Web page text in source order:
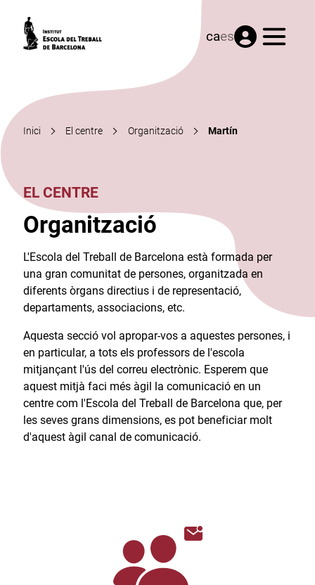
caes Menú
Inici El centre Organització Martín
EL CENTRE
Organització
L'Escola del Treball de Barcelona està formada per
una gran comunitat de persones, organitzada en
diferents òrgans directius i de representació,
departaments, associacions, etc.​
Aquesta secció vol apropar-vos a aquestes persones, i
en particular, a tots els professors de l'escola
mitjançant l'ús del correu electrònic. Esperem que
aquest mitjà faci més àgil la comunicació en un
centre com l'Escola del Treball de Barcelona que, per
les seves grans dimensions, es pot beneficiar molt
d'aquest àgil canal de comunicació.​